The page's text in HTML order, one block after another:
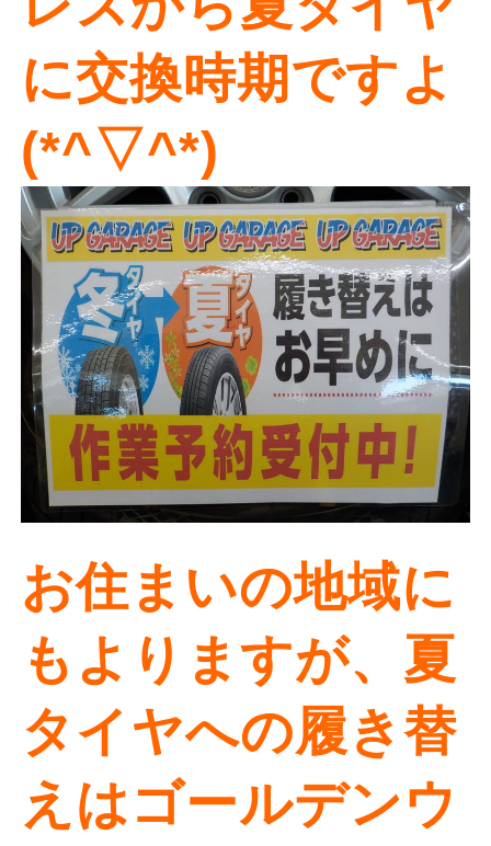
に交換時期ですよ
(*^▽^*)
お住まいの地域に
もよりますが、夏
タイヤへの履き替
えはゴールデンウ